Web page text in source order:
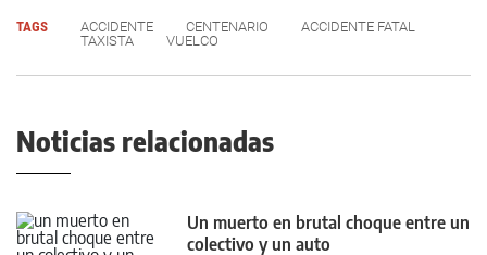
TAGS ACCIDENTE CENTENARIO
ACCIDENTE FATAL
TAXISTA
VUELCO
Noticias relacionadas
Un muerto en brutal choque entre un
colectivo y un auto